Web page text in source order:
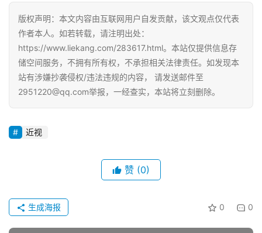
版权声明：本文内容由互联网用户自发贡献，该文观点仅代表
作者本人。如若转载，请注明出处：
https://www.liekang.com/283617.html。本站仅提供信息存
储空间服务，不拥有所有权，不承担相关法律责任。如发现本
站有涉嫌抄袭侵权/违法违规的内容， 请发送邮件至
2951220@qq.com举报，一经查实，本站将立刻删除。
近视
赞 (0)
0 0
生成海报